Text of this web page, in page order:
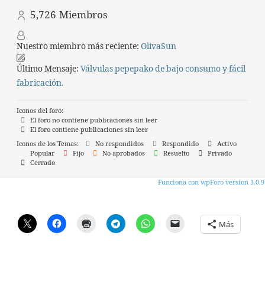
5,726 Miembros
Nuestro miembro más reciente: OlivaSun
Último Mensaje: Válvulas pepepako de bajo consumo y fácil
fabricación.
Iconos del foro:
El foro no contiene publicaciones sin leer
El foro contiene publicaciones sin leer
Iconos de los Temas:
No respondidos Respondido
Activo
Popular
Fijo No aprobados Resuelto
Privado
Cerrado
Funciona con wpForo version 3.0.9
Más